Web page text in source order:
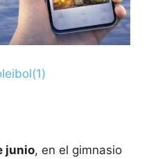
junio, en el gimnasio